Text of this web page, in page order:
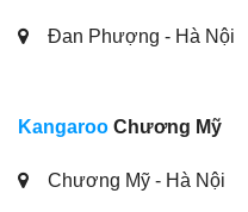
Đan Phượng - Hà Nội
Kangaroo Chương Mỹ
Chương Mỹ - Hà Nội